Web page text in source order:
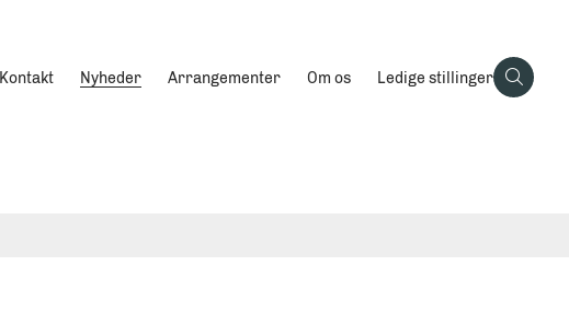
Kontakt Nyheder Arrangementer Om os Ledige stillinger